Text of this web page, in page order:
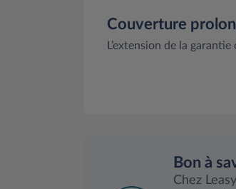
Couverture
L’extension de la
Bon à
Chez